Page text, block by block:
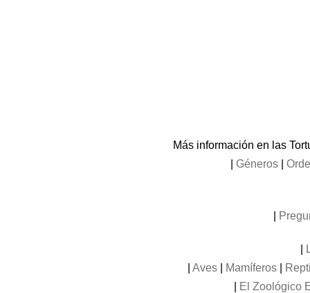
Más información en las
Géneros|
Aves| Mamíferos|
El Zoológico